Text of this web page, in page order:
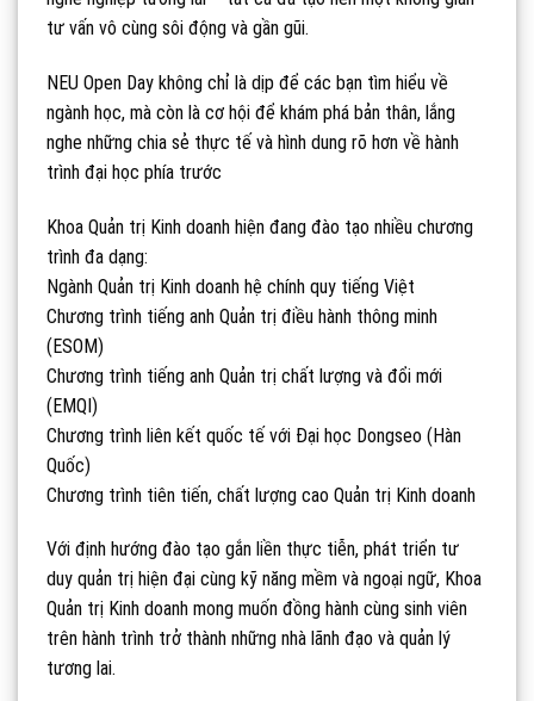
tư vấn vô cùng sôi động và gần gũi.
NEU Open Day không chỉ là dịp để các bạn tìm hiểu về
ngành học, mà còn là cơ hội để khám phá bản thân, lắng
nghe những chia sẻ thực tế và hình dung rõ hơn về hành
trình đại học phía trước
Khoa Quản trị Kinh doanh hiện đang đào tạo nhiều chương
trình đa dạng:
Ngành Quản trị Kinh doanh hệ chính quy tiếng Việt
Chương trình tiếng anh Quản trị điều hành thông minh
(ESOM)
Chương trình tiếng anh Quản trị chất lượng và đổi mới
(EMQI)
Chương trình liên kết quốc tế với Đại học Dongseo (Hàn
Quốc)
Chương trình tiên tiến, chất lượng cao Quản trị Kinh doanh
Với định hướng đào tạo gắn liền thực tiễn, phát triển tư
duy quản trị hiện đại cùng kỹ năng mềm và ngoại ngữ, Khoa
Quản trị Kinh doanh mong muốn đồng hành cùng sinh viên
trên hành trình trở thành những nhà lãnh đạo và quản lý
tương lai.